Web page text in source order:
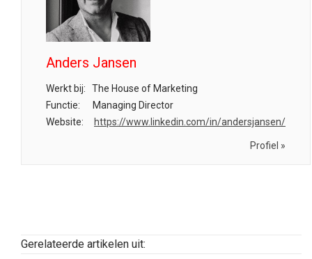
Anders Jansen
Werkt bij:
The House of Marketing
Functie:
Managing Director
Website:
https://www.linkedin.com/in/andersjansen/
Profiel »
Gerelateerde artikelen uit: